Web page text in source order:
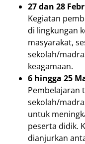
27 dan 28
Kegiatan
di lingkungan
masyarakat,
sekolah/
keagamaan.
6 hingga 25
Pembelajaran
sekolah/
untuk
peserta didik.
dianjurkan